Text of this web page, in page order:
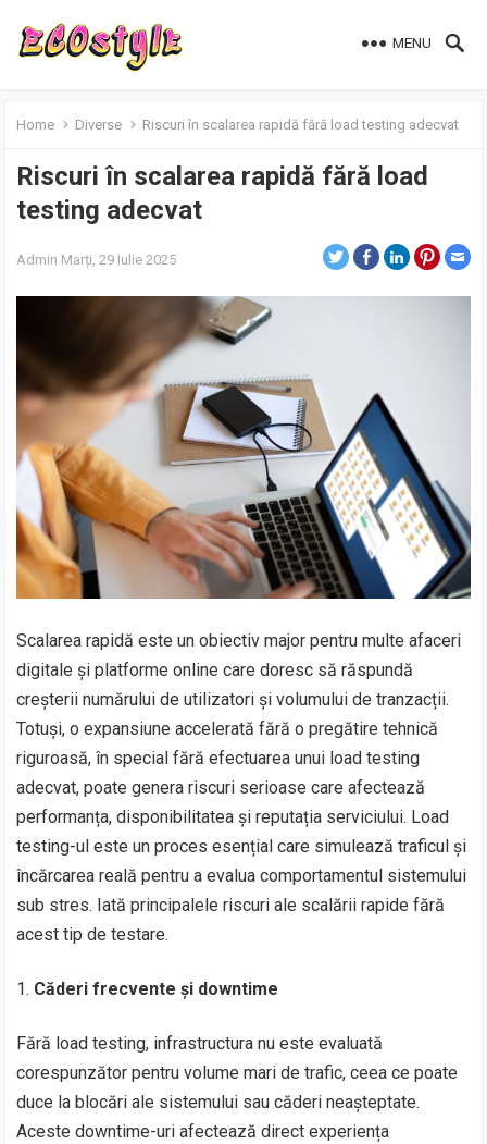
MENU
Home Diverse Riscuri în scalarea rapidă fără load testing adecvat
Riscuri în scalarea rapidă fără load
testing adecvat
Admin Marți, 29 Iulie 2025
Scalarea rapidă este un obiectiv major pentru multe afaceri
digitale și platforme online care doresc să răspundă
creșterii numărului de utilizatori și volumului de tranzacții.
Totuși, o expansiune accelerată fără o pregătire tehnică
riguroasă, în special fără efectuarea unui load testing
adecvat, poate genera riscuri serioase care afectează
performanța, disponibilitatea și reputația serviciului. Load
testing-ul este un proces esențial care simulează traficul și
încărcarea reală pentru a evalua comportamentul sistemului
sub stres. Iată principalele riscuri ale scalării rapide fără
acest tip de testare.
Căderi frecvente și downtime
Fără load testing, infrastructura nu este evaluată
corespunzător pentru volume mari de trafic, ceea ce poate
duce la blocări ale sistemului sau căderi neașteptate.
Aceste downtime-uri afectează direct experiența